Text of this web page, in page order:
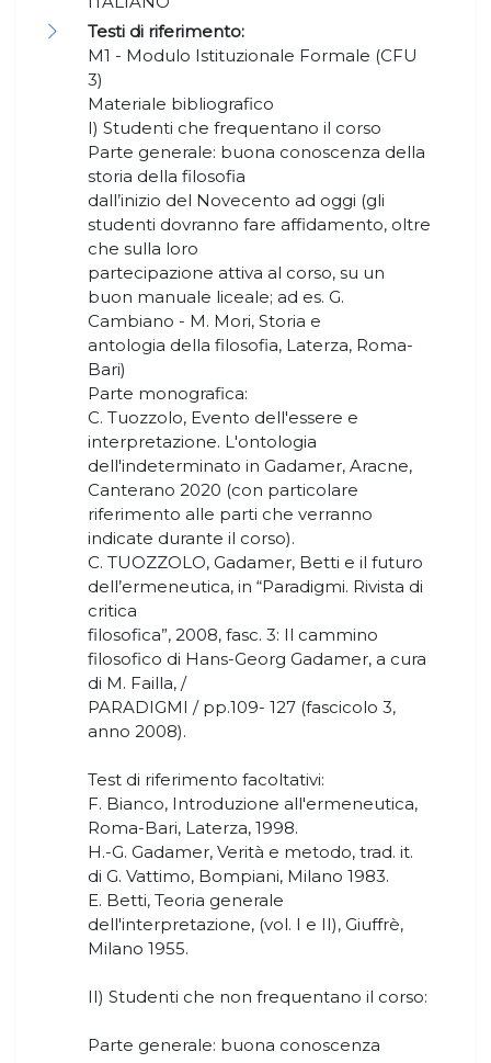
Testi di riferimento:
M1 - Modulo Istituzionale Formale (CFU
3)
Materiale bibliografico
I) Studenti che frequentano il corso
Parte generale: buona conoscenza della
storia della filosofia
dall’inizio del Novecento ad oggi (gli
studenti dovranno fare affidamento, oltre
che sulla loro
partecipazione attiva al corso, su un
buon manuale liceale; ad es. G.
Cambiano - M. Mori, Storia e
antologia della filosofia, Laterza, Roma-
Bari)
Parte monografica:
C. Tuozzolo, Evento dell'essere e
interpretazione. L'ontologia
dell'indeterminato in Gadamer, Aracne,
Canterano 2020 (con particolare
riferimento alle parti che verranno
indicate durante il corso).
C. TUOZZOLO, Gadamer, Betti e il futuro
dell’ermeneutica, in “Paradigmi. Rivista di
critica
filosofica”, 2008, fasc. 3: Il cammino
filosofico di Hans-Georg Gadamer, a cura
di M. Failla, /
PARADIGMI / pp.109- 127 (fascicolo 3,
anno 2008).
Test di riferimento facoltativi:
F. Bianco, Introduzione all'ermeneutica,
Roma-Bari, Laterza, 1998.
H.-G. Gadamer, Verità e metodo, trad. it.
di G. Vattimo, Bompiani, Milano 1983.
E. Betti, Teoria generale
dell'interpretazione, (vol. I e II), Giuffrè,
Milano 1955.
II) Studenti che non frequentano il corso:
Parte generale: buona conoscenza